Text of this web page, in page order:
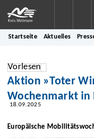
Startseite Aktuelles
Vorlesen
Aktion »Toter
Wochenmarkt in
18.09.2025
Europäische